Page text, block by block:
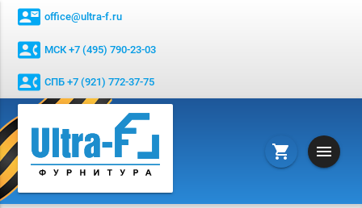
contact_mail office@ultra-f.ru
contact_phone МСК +7 (495) 790-23-03
contact_phone СПБ +7 (921) 772-37-75
shopping_cart menu